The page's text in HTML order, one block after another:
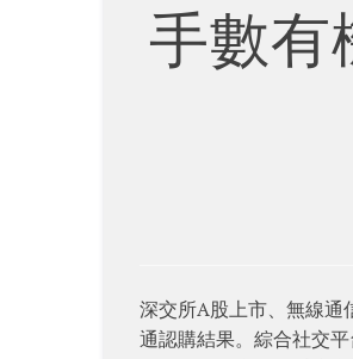
手數
深交所A股上市、無線通
通認購結果。綜合社交